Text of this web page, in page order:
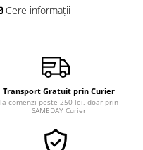
Cere informații
Transport Gratuit prin Curier
la comenzi peste 250 lei, doar prin
SAMEDAY Curier